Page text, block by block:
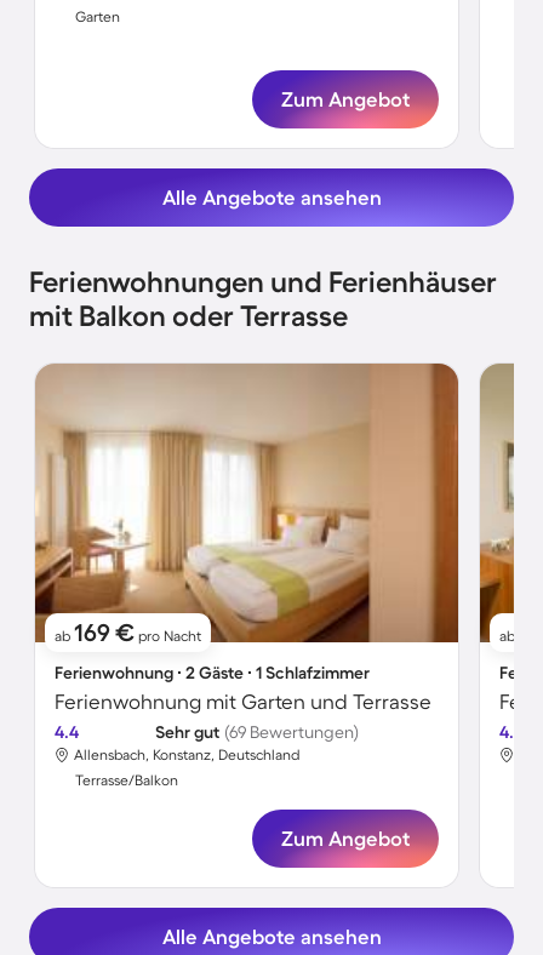
Garten
Zum Angebot
Alle Angebote ansehen
Ferienwohnungen und Ferienhäuser
mit Balkon oder Terrasse
ab 169 € pro Nacht
Ferienwohnung ∙ 2 Gäste ∙ 1 Schlafzimmer
Ferienwohnung mit Garten und Terrasse
4.4 Sehr gut (69 Bewertungen)
Allensbach, Konstanz, Deutschland
Terrasse/Balkon
Zum Angebot
ab
4.4
Alle Angebote ansehen